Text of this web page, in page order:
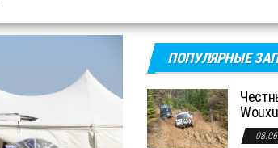
ПОПУЛЯРНЫЕ